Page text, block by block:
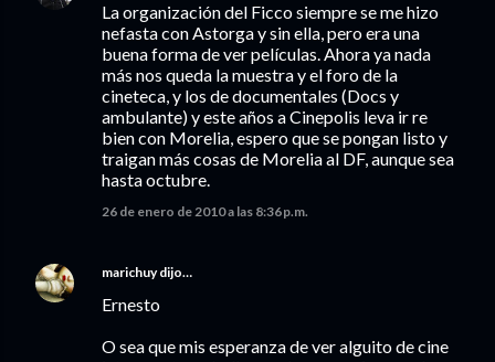
La organización del Ficco siempre se me hizo
nefasta con Astorga y sin ella, pero era una
buena forma de ver películas. Ahora ya nada
más nos queda la muestra y el foro de la
cineteca, y los de documentales (Docs y
ambulante) y este años a Cinepolis leva ir re
bien con Morelia, espero que se pongan listo y
traigan más cosas de Morelia al DF, aunque sea
hasta octubre.
26 de enero de 2010 a las 8:36 p.m.
marichuydijo…
Ernesto
O sea que mis esperanza de ver alguito de cine